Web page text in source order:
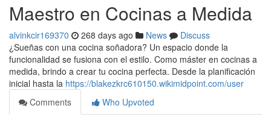
Maestro en Cocinas a Medida
alvinkcir169370 268 days ago News
Discuss
¿Sueñas con una cocina soñadora? Un espacio donde la
funcionalidad se fusiona con el estilo. Como máster en cocinas a
medida, brindo a crear tu cocina perfecta. Desde la planificación
inicial hasta la https://blakezkrc610150.wikimidpoint.com/user
Comments
Who Upvoted